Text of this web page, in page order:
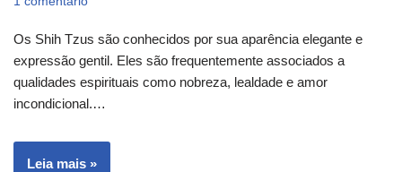
Os Shih Tzus são conhecidos por sua aparência elegante e
expressão gentil. Eles são frequentemente associados a
qualidades espirituais como nobreza, lealdade e amor
incondicional.…
Leia mais »